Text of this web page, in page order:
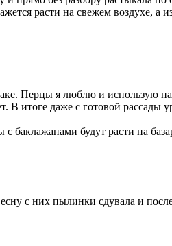
расти на свежем воздухе,
Перцы я люблю и использую
В итоге даже с готовой
баклажанами будут расти на
с них пылинки сдувала и